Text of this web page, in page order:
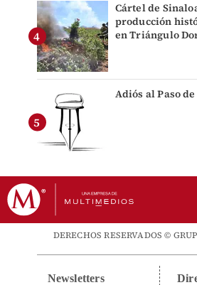
Cártel de
producción
en Triángulo
Adiós al Paso
DERECHOS RESERVADOS ©
Newsletters